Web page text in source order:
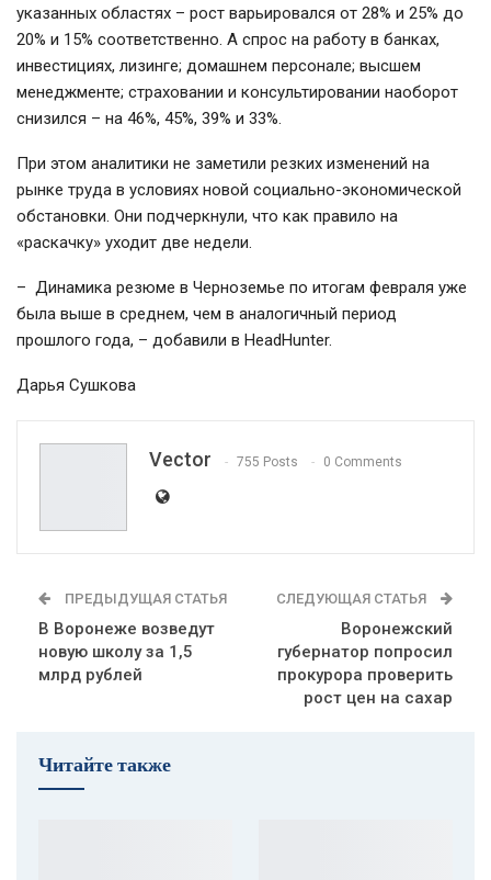
указанных областях – рост варьировался от 28% и 25% до
20% и 15% соответственно. А спрос на работу в банках,
инвестициях, лизинге; домашнем персонале; высшем
менеджменте; страховании и консультировании наоборот
снизился – на 46%, 45%, 39% и 33%.
При этом аналитики не заметили резких изменений на
рынке труда в условиях новой социально-экономической
обстановки. Они подчеркнули, что как правило на
«раскачку» уходит две недели.
– Динамика резюме в Черноземье по итогам февраля уже
была выше в среднем, чем в аналогичный период
прошлого года, – добавили в HeadHunter.
Дарья Сушкова
Vector 755 Posts 0 Comments
ПРЕДЫДУЩАЯ СТАТЬЯ
В Воронеже возведут
новую школу за 1,5
млрд рублей
СЛЕДУЮЩАЯ СТАТЬЯ
Воронежский
губернатор попросил
прокурора проверить
рост цен на сахар
Читайте также